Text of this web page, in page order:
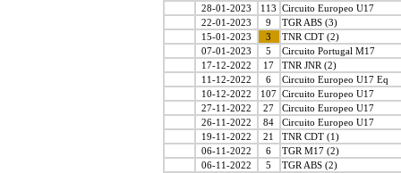
28-01-2023
113 Circuito Europeo U17
22-01-2023
9
TGR ABS (3)
15-01-2023
3
TNR CDT (2)
07-01-2023
5
Circuito Portugal M17
17-12-2022
17
TNR JNR (2)
11-12-2022
6
Circuito Europeo U17 Eq
10-12-2022
107 Circuito Europeo U17
27-11-2022
27
Circuito Europeo U17
26-11-2022
84
Circuito Europeo U17
19-11-2022
21
TNR CDT (1)
06-11-2022
6
TGR M17 (2)
06-11-2022
5
TGR ABS (2)